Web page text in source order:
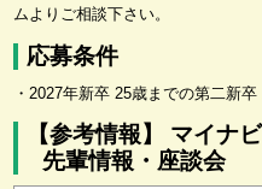
ムよりご相談下さい。
応募条件
・2027年新卒 25歳までの第二新卒
【参考情報】 マイナビ
先輩情報・座談会